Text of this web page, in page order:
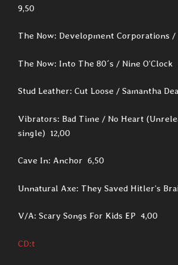
9,50
The Now: Development Corporations
The Now: Into The 80´s / Nine
Stud Leather: Cut Loose / Samantha
Vibrators: Bad Time / No Heart
single) 12,00
Cave In: Anchor 6,50
Unnatural Axe: They Saved Hitler’s
V/A: Scary Songs For Kids EP 4,00
CD:t